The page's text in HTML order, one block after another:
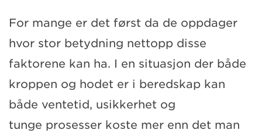
For mange er det først da de oppdager
hvor stor betydning nettopp disse
faktorene kan ha. I en situasjon der både
kroppen og hodet er i beredskap kan
både ventetid, usikkerhet og
tunge prosesser koste mer enn det man